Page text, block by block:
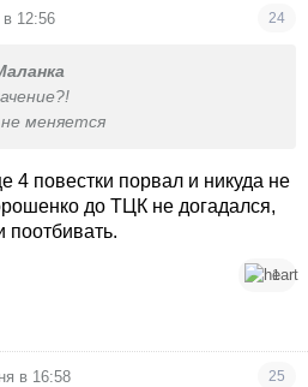
12:56 24
меняется
4 повестки порвал и никуда не
до ТЦК не догадался,
поотбивать.
1
в 16:58 25